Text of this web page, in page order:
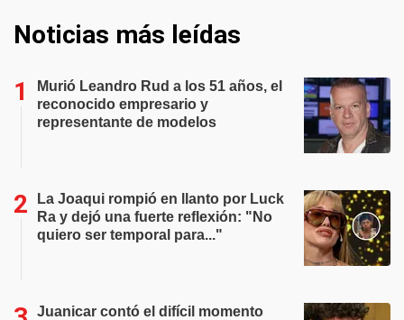
Noticias más leídas
Murió Leandro Rud a los 51 años, el
reconocido empresario y
representante de modelos
La Joaqui rompió en llanto por Luck
Ra y dejó una fuerte reflexión: "No
quiero ser temporal para..."
Juanicar contó el difícil momento